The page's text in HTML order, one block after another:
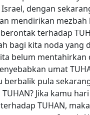
dengan
mendirikan
terhadap
bagi kita noda yang
belum mentahirkan
umat
berbalik pula
Jika kamu
TUHAN,